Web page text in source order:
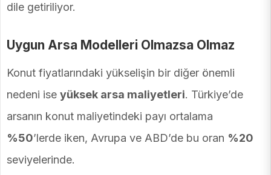
dile getiriliyor.
Uygun Arsa Modelleri Olmazsa Olmaz
Konut fiyatlarındaki yükselişin bir diğer önemli
nedeni ise yüksek arsa maliyetleri. Türkiye’de
arsanın konut maliyetindeki payı ortalama
%50’lerde iken, Avrupa ve ABD’de bu oran %20
seviyelerinde.